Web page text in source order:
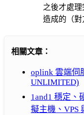
之後才處
造成的（對
相關文章：
oplink 雲端伺
UNLIMITED)
1and1 穩定、
擬主機、VPS